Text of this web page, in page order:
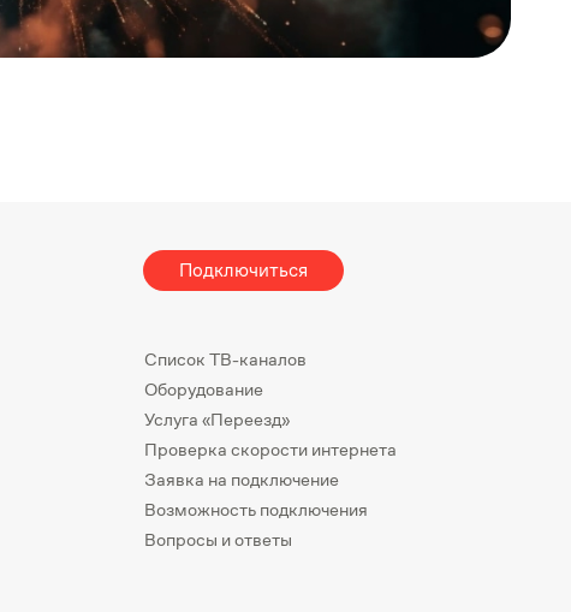
Подключиться
Список ТВ-каналов
Оборудование
Услуга «Переезд»
Проверка скорости интернета
Заявка на подключение
Возможность подключения
Вопросы и ответы